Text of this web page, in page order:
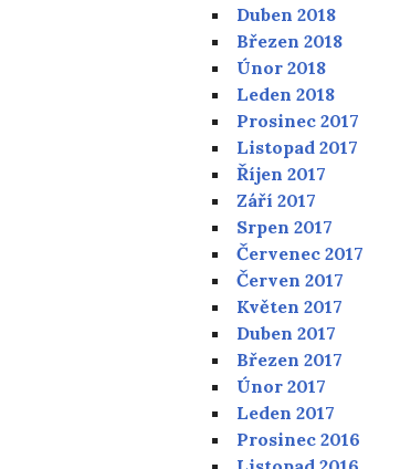
Duben 2018
Březen 2018
Únor 2018
Leden 2018
Prosinec 2017
Listopad 2017
Říjen 2017
Září 2017
Srpen 2017
Červenec 2017
Červen 2017
Květen 2017
Duben 2017
Březen 2017
Únor 2017
Leden 2017
Prosinec 2016